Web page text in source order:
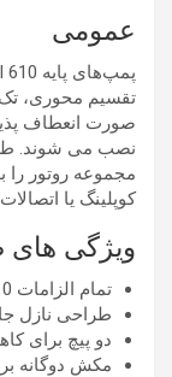
عمومی
تقسیم محوری،
صورت انعطاف
نصب می شوند.
مجموعه روتور را
کوپلینگ یا
ویژگی
تمام الزامات API 610 را برآورده کنید
طراحی نازل
دو پیچ برای